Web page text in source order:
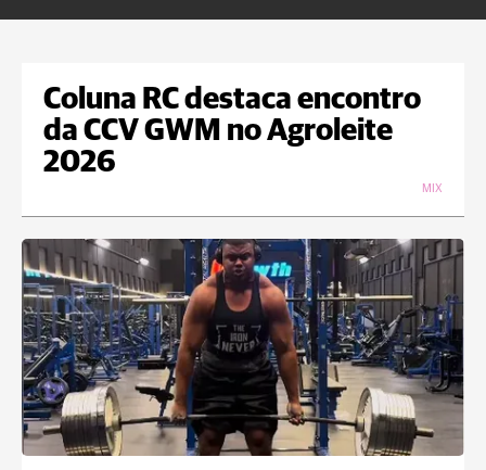
Coluna RC destaca encontro
da CCV GWM no Agroleite
2026
MIX